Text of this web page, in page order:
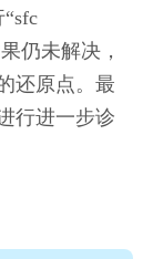
仍未解决，
还原点。最
行进一步诊